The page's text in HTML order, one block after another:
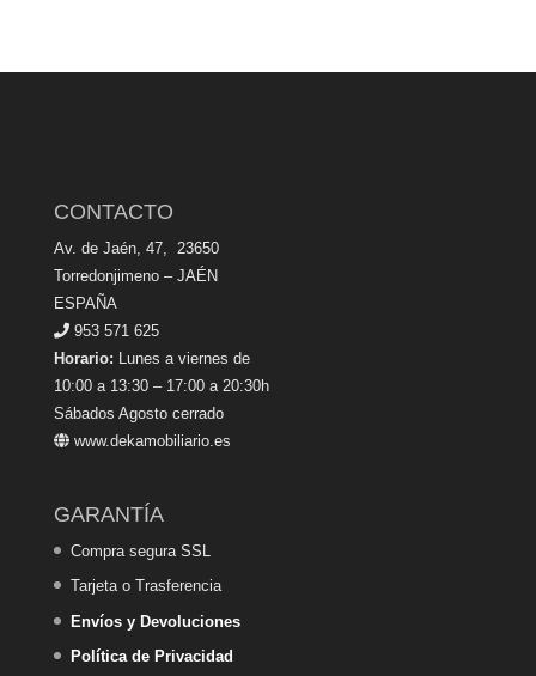
CONTACTO
Av. de Jaén, 47, 23650
Torredonjimeno – JAÉN
ESPAÑA
953 571 625
Horario: Lunes a viernes de
10:00 a 13:30 – 17:00 a 20:30h
Sábados Agosto cerrado
www.dekamobiliario.es
GARANTÍA
Compra segura SSL
Tarjeta o Trasferencia
Envíos y Devoluciones
Política de Privacidad